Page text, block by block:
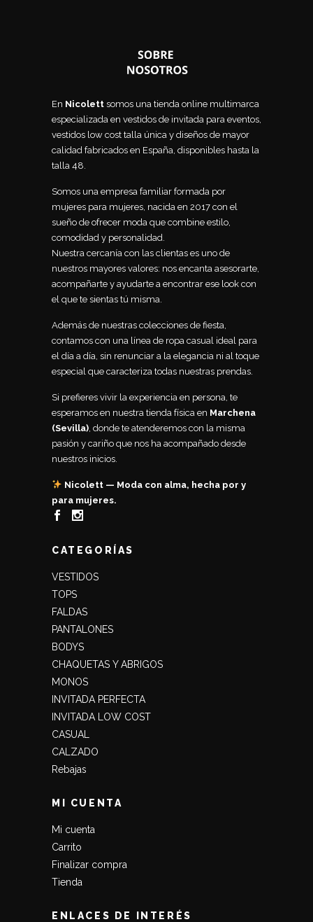
En Nicolett somos una tienda online multimarca
especializada en vestidos de invitada para eventos,
vestidos low cost talla única y diseños de mayor
calidad fabricados en España, disponibles hasta la
talla 48.
Somos una empresa familiar formada por
mujeres para mujeres, nacida en 2017 con el
sueño de ofrecer moda que combine estilo,
comodidad y personalidad.
Nuestra cercanía con las clientas es uno de
nuestros mayores valores: nos encanta asesorarte,
acompañarte y ayudarte a encontrar ese look con
el que te sientas tú misma.
Además de nuestras colecciones de fiesta,
contamos con una línea de ropa casual ideal para
el día a día, sin renunciar a la elegancia ni al toque
especial que caracteriza todas nuestras prendas.
Si prefieres vivir la experiencia en persona, te
esperamos en nuestra tienda física en Marchena
(Sevilla) , donde te atenderemos con la misma
pasión y cariño que nos ha acompañado desde
nuestros inicios.
Nicolett — Moda con alma, hecha por y
para mujeres.
CATEGORÍAS
VESTIDOS
TOPS
FALDAS
PANTALONES
BODYS
CHAQUETAS Y ABRIGOS
MONOS
INVITADA PERFECTA
INVITADA LOW COST
CASUAL
CALZADO
Rebajas
MI CUENTA
Mi cuenta
Carrito
Finalizar compra
Tienda
ENLACES DE INTERÉS